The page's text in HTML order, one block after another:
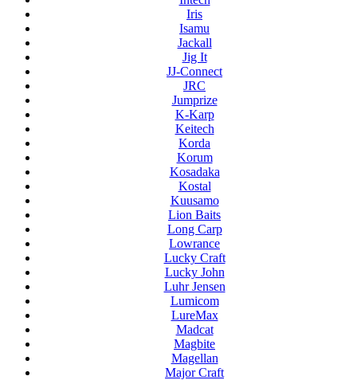
Iris
Isamu
Jackall
Jig It
JJ-Connect
JRC
Jumprize
K-Karp
Keitech
Korda
Korum
Kosadaka
Kostal
Kuusamo
Lion Baits
Long Carp
Lowrance
Lucky Craft
Lucky John
Luhr Jensen
Lumicom
LureMax
Madcat
Magbite
Magellan
Major Craft